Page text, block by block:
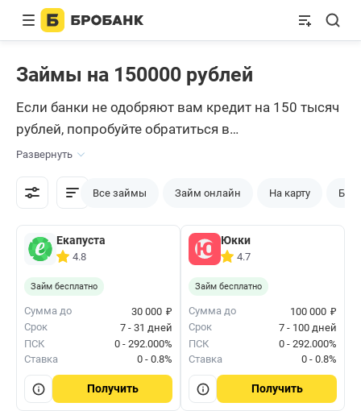
Займы на 150000 рублей
Если банки не одобряют вам кредит на 150 тысяч
рублей, попробуйте обратиться в
микрофинансовые компании за займом. Есть
МФО, которые выдают взаймы и 150 000 рублей и
более без справок с места работы. Оформить
Развернуть
Все займы Займ онлайн На карту Без
Екапуста
4.8
Займ бесплатно
Сумма до 30 000 ₽
Срок
7 - 31 дней
ПСК
0 - 292.000%
Ставка
0 - 0.8%
Получить
Юкки
4.7
Займ бесплатно
Сумма до 100 000 ₽
Срок
7 - 100 дней
ПСК
0 - 292.000%
Ставка
0 - 0.8%
Получить